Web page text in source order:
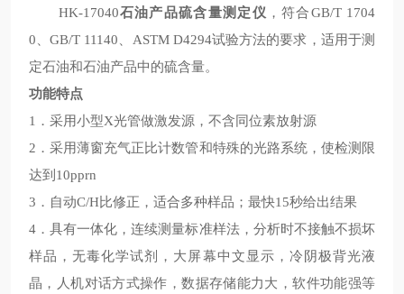
HK-17040石油产品硫含量测定仪 ，符合GB/T 1704
0、GB/T 11140、ASTM D4294试验方法的要求，适用于测
定石油和石油产品中的硫含量。
功能特点
1．采用小型X光管做激发源，不含同位素放射源
2．采用薄窗充气正比计数管和特殊的光路系统，使检测限
达到10pprn
3．自动C/H比修正，适合多种样品；最快15秒给出结果
4．具有一体化，连续测量标准样法，分析时不接触不损坏
样品，无毒化学试剂，大屏幕中文显示，冷阴极背光液
晶，人机对话方式操作，数据存储能力大，软件功能强等